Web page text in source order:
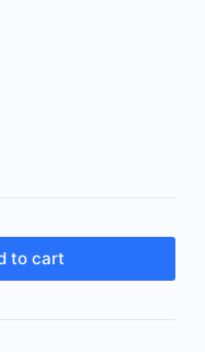
to cart